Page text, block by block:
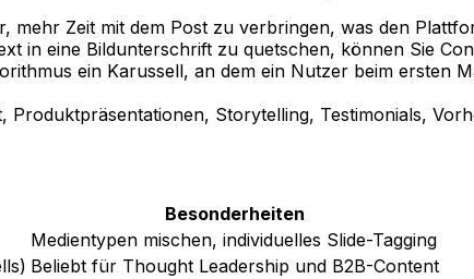
mehr Zeit mit dem Post zu verbringen, was den
in eine Bildunterschrift zu quetschen, können Sie
ein Karussell, an dem ein Nutzer beim ersten
Storytelling, Testimonials,
Besonderheiten
Medientypen mischen, individuelles Slide-Tagging
Beliebt für Thought Leadership und B2B-Content